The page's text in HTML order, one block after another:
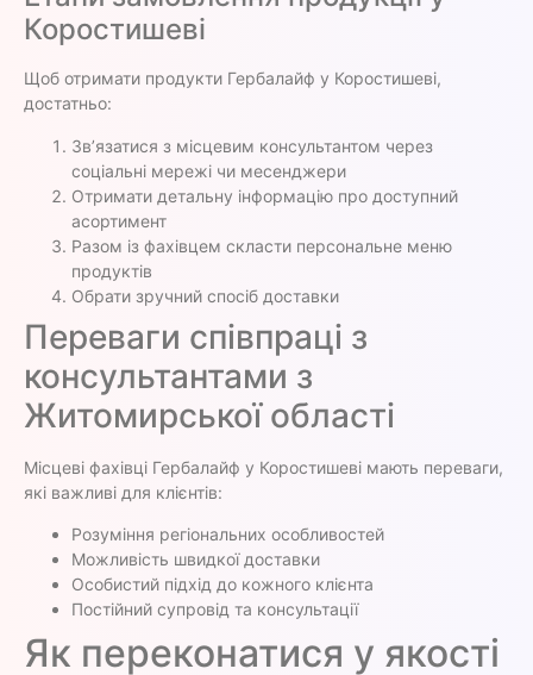
Коростишеві
Щоб отримати продукти Гербалайф у Коростишеві,
достатньо:
Зв’язатися з місцевим консультантом через
соціальні мережі чи месенджери
Отримати детальну інформацію про доступний
асортимент
Разом із фахівцем скласти персональне меню
продуктів
Обрати зручний спосіб доставки
Переваги співпраці з
консультантами з
Житомирської області
Місцеві фахівці Гербалайф у Коростишеві мають переваги,
які важливі для клієнтів:
Розуміння регіональних особливостей
Можливість швидкої доставки
Особистий підхід до кожного клієнта
Постійний супровід та консультації
Як переконатися у якості